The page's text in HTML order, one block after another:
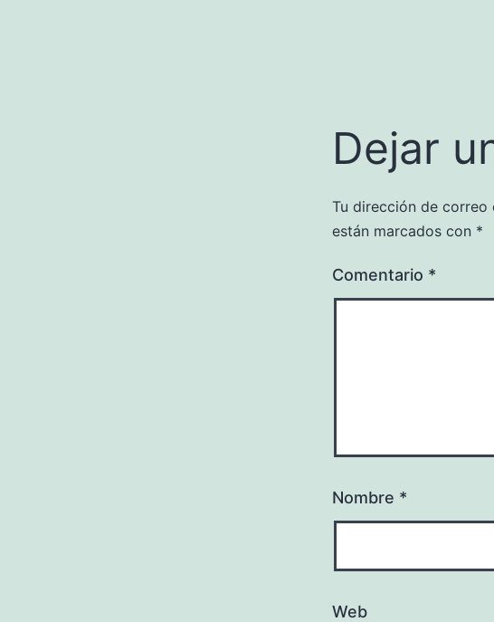
Dejar
Tu dirección de correo
están marcados con *
Comentario *
Nombre *
Web